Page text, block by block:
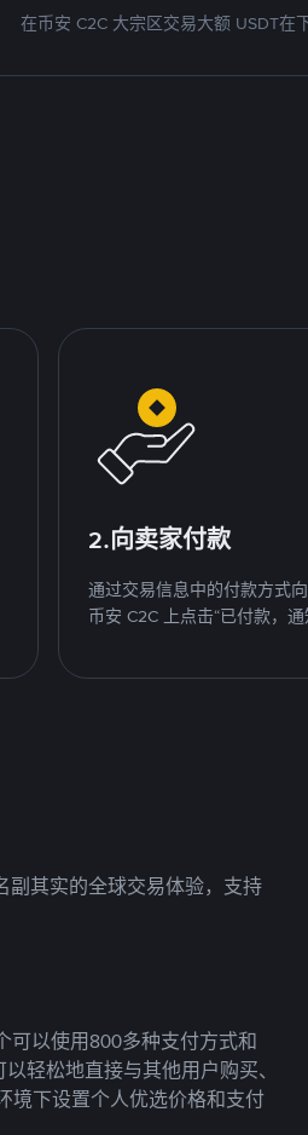
在币安 C2C 大宗区交易大额 USDT在
2.向卖家付款
通过交易信息中的付款方式
币安 C2C 上点击“已付款，通
副其实的全球交易体验，支持
可以使用800多种支付方式和
轻松地直接与其他用户购买、
境下设置个人优选价格和支付